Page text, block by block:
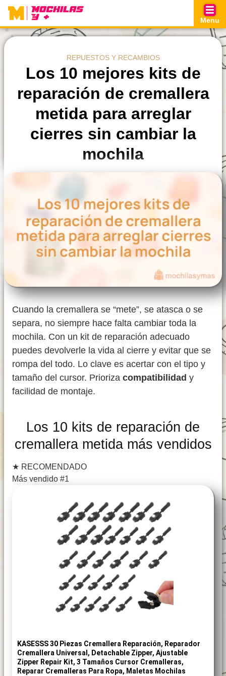
Skip
content
Menu
REPUESTOS Y RECAMBIOS
Los 10 mejores kits de
reparación de cremallera
metida para arreglar
cierres sin cambiar la
mochila
Cuando la cremallera se “mete”, se atasca o se
separa, no siempre hace falta cambiar toda la
mochila. Con un kit de reparación adecuado
puedes devolverle la vida al cierre y evitar que se
rompa del todo. Lo clave es acertar con el tipo y
tamaño del cursor. Prioriza compatibilidad y
facilidad de montaje.
Los 10 kits de reparación de
cremallera metida más vendidos
★ RECOMENDADO
Más vendido #1
KASESSS 30 Piezas Cremallera Reparación, Reparador
Cremallera Universal, Detachable Zipper, Ajustable
Zipper Repair Kit, 3 Tamaños Cursor Cremalleras,
Reparar Cremalleras Para Ropa, Maletas Mochilas